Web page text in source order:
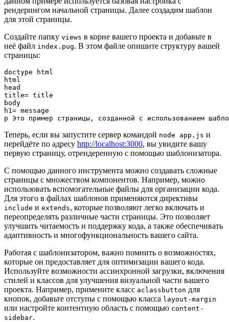
рендерингом начальной страницы. Далее создадим шаблон
для этой страницы.
Создайте папку views в корне вашего проекта и добавьте в
неё файл index.pug. В этом файле опишите структуру вашей
страницы:
doctype html
html
head
title= title
body
h1= message
p Это пример страницы, созданной с использованием
Теперь, если вы запустите сервер командой node app.js и
перейдёте по адресу http://localhost:3000, вы увидите вашу
первую страницу, отрендеренную с помощью шаблонизатора.
С помощью данного инструмента можно создавать сложные
страницы с множеством компонентов. Например, можно
использовать вспомогательные файлы для организации кода.
Для этого в файлах шаблонов применяются директивы
include и extends, которые позволяют легко включать и
переопределять различные части страницы. Это позволяет
улучшить читаемость и поддержку кода, а также обеспечивать
адаптивность и многофункциональность вашего сайта.
Работая с шаблонизатором, важно помнить о возможностях,
которые он предоставляет для оптимизации вашего кода.
Используйте возможности ассинхронной загрузки, включения
стилей и классов для улучшения визуальной части вашего
проекта. Например, примените класс aclassbutton для
кнопок, добавьте отступы с помощью класса layout-margin
или настройте контентную область с помощью content-
sidebar.